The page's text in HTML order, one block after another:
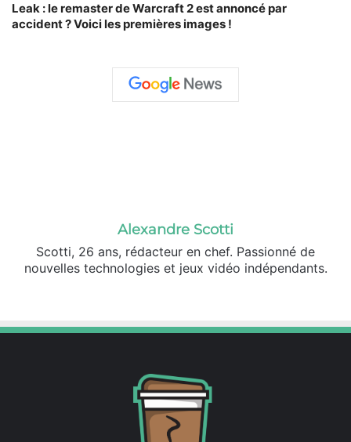
Leak : le remaster de Warcraft 2 est annoncé par
accident ? Voici les premières images !
Alexandre Scotti
Scotti, 26 ans, rédacteur en chef. Passionné de
nouvelles technologies et jeux vidéo indépendants.